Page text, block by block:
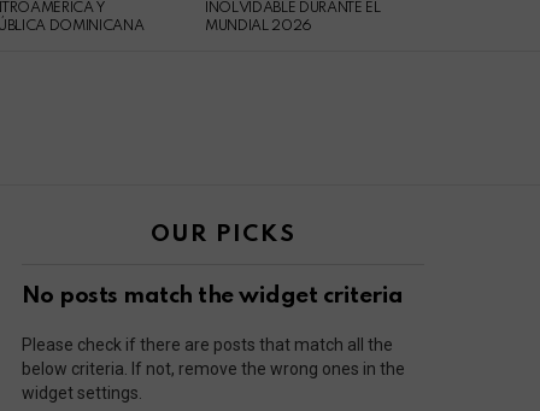
Y
DOMINICANA
INOLVIDABLE DURANTE EL
MUNDIAL 2026
OUR PICKS
No posts match the widget criteria
Please check if there are posts that match all the
below criteria. If not, remove the wrong ones in the
widget settings.